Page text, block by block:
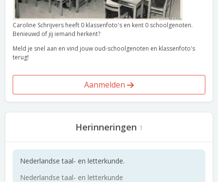
Caroline Schrijvers heeft 0 klassenfoto's en kent 0 schoolgenoten.
Benieuwd of jij iemand herkent?
Meld je snel aan en vind jouw oud-schoolgenoten en klassenfoto's
terug!
Aanmelden
Herinneringen 1
Nederlandse taal- en letterkunde.
Nederlandse taal- en letterkunde